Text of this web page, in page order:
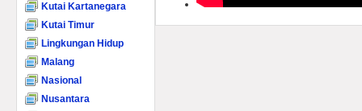
Kutai Kartanegara
Kutai Timur
Lingkungan Hidup
Malang
Nasional
Nusantara